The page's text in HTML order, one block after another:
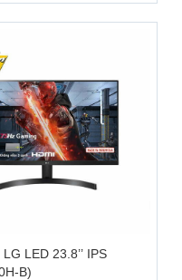
LED 23.8’’ IPS
B)